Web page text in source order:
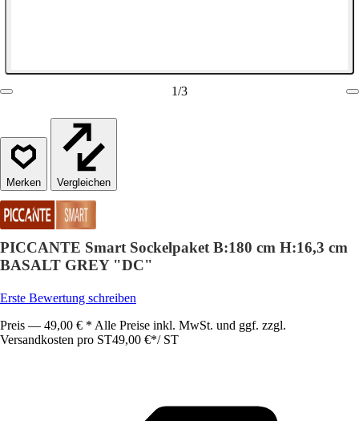
1/3
Vergleichen
PICCANTE Smart Sockelpaket B:180 cm H:16,3 cm
BASALT GREY "DC"
Erste Bewertung schreiben
Preis — 49,00 € * Alle Preise inkl. MwSt. und ggf. zzgl.
Versandkosten pro ST49,00 €*/ ST